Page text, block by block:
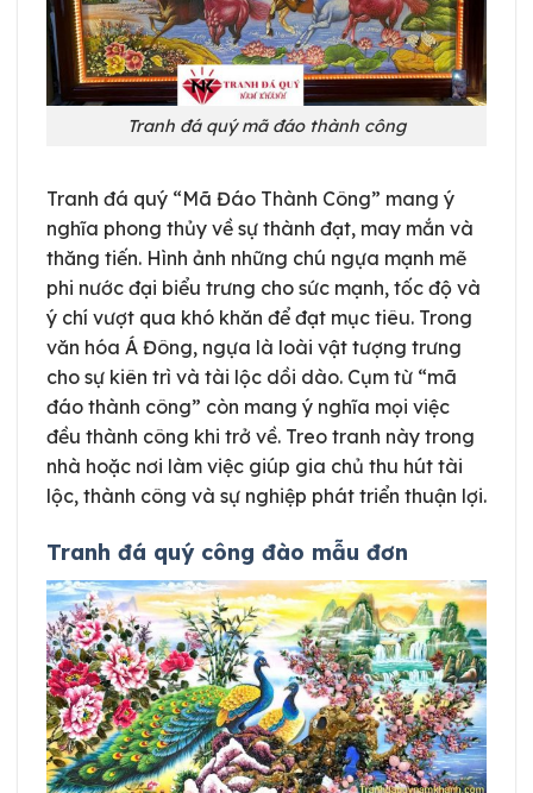
Tranh đá quý mã đáo thành công
Tranh đá quý “Mã Đáo Thành Công” mang ý
nghĩa phong thủy về sự thành đạt, may mắn và
thăng tiến. Hình ảnh những chú ngựa mạnh mẽ
phi nước đại biểu trưng cho sức mạnh, tốc độ và
ý chí vượt qua khó khăn để đạt mục tiêu. Trong
văn hóa Á Đông, ngựa là loài vật tượng trưng
cho sự kiên trì và tài lộc dồi dào. Cụm từ “mã
đáo thành công” còn mang ý nghĩa mọi việc
đều thành công khi trở về. Treo tranh này trong
nhà hoặc nơi làm việc giúp gia chủ thu hút tài
lộc, thành công và sự nghiệp phát triển thuận lợi.
Tranh đá quý công đào mẫu đơn